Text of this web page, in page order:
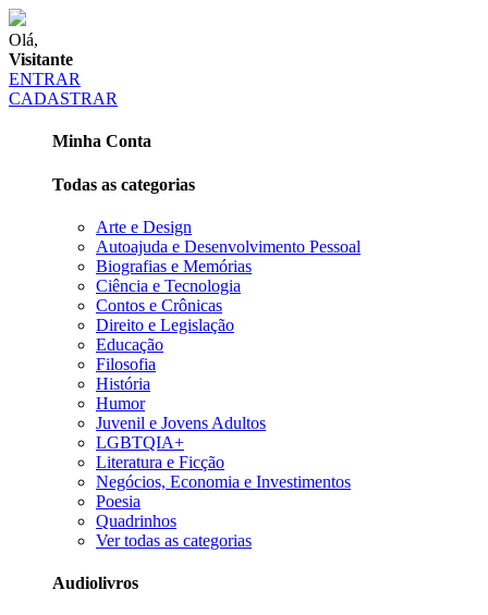
Olá,
Visitante
ENTRAR
CADASTRAR
Minha Conta
Todas as categorias
Arte e Design
Autoajuda e Desenvolvimento Pessoal
Biografias e Memórias
Ciência e Tecnologia
Contos e Crônicas
Direito e Legislação
Educação
Filosofia
História
Humor
Juvenil e Jovens Adultos
LGBTQIA+
Literatura e Ficção
Negócios, Economia e Investimentos
Poesia
Quadrinhos
Ver todas as categorias
Audiolivros